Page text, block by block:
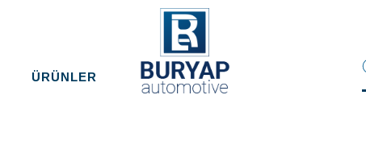
ÜRÜNLER